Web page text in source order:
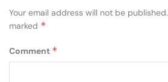
Your email address will not be published.
marked *
Comment *